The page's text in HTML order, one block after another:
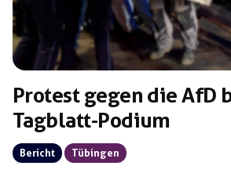
Protest gegen die AfD
Tagblatt-Podium
Bericht Tübingen